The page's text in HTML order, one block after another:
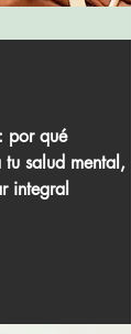
por qué
salud mental,
integral